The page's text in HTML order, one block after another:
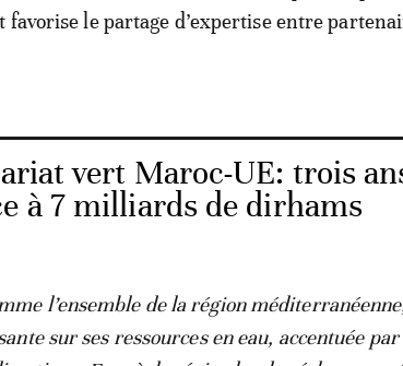
favorise le partage d’expertise entre
vert Maroc-UE: trois
à 7 milliards de dirhams
l’ensemble de la région
sur ses ressources en eau, accentuée